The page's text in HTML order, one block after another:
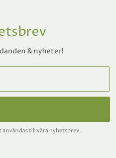
& nyheter!
till våra nyhetsbrev.